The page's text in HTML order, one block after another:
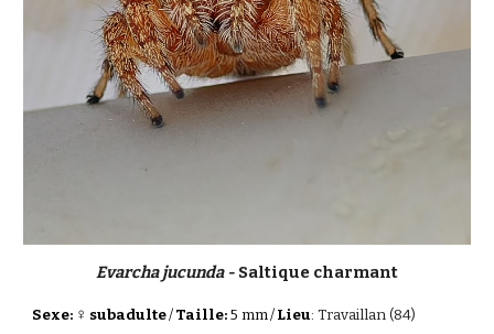
Evarcha jucunda - Saltique charmant
Sexe: ♀ subadulte/Taille: 5 mm/Lieu:Travaillan(84)